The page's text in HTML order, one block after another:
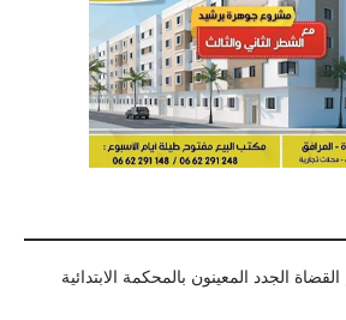
الجدد المعينون بالمحكمة الابتدائية